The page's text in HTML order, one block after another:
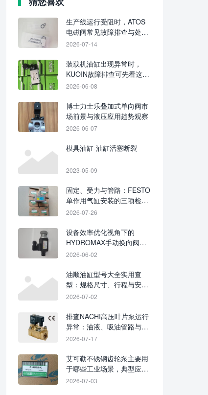
生产线运行受阻时，ATOS
电磁阀常见故障排查与处理
思路
2026-07-14
装载机油缸出现异常时，
KUOIN故障排查可先看这几
项
2026-06-08
博士力士乐叠加式单向阀市
场前景与液压应用趋势观察
2026-06-07
模具油缸-油缸活塞断裂
2023-05-09
固定、受力与管路：FESTO
单作用气缸安装的三项检查
重点
2026-07-26
设备效率优化视角下的
HYDROMAX手动换向阀应
用要点
2026-06-02
油顺油缸型号大全实用查
型：规格尺寸、行程与安装
方式核对要点
2026-07-02
排查NACHI高压叶片泵运行
异常：油液、吸油管路与密
封状态是重点
2026-07-17
艾可勒不锈钢齿轮泵主要用
于哪些工业场景，典型应用
领域梳理
2026-07-03